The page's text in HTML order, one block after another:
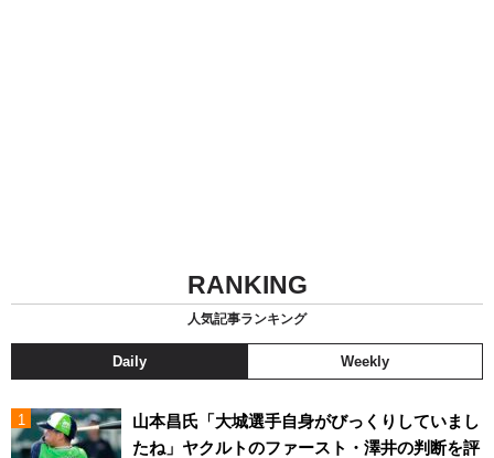
RANKING
人気記事ランキング
Daily Weekly
山本昌氏「大城選手自身がびっくりしていまし
たね」ヤクルトのファースト・澤井の判断を評